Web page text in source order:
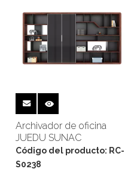
Archivador de oficina
JUEDU SUNAC
Código del producto: RC-
S0238